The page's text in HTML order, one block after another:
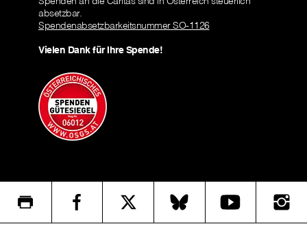
absetzbar.
Spendenabsetzbarkeitsnummer SO-1126
Vielen Dank für Ihre Spende!